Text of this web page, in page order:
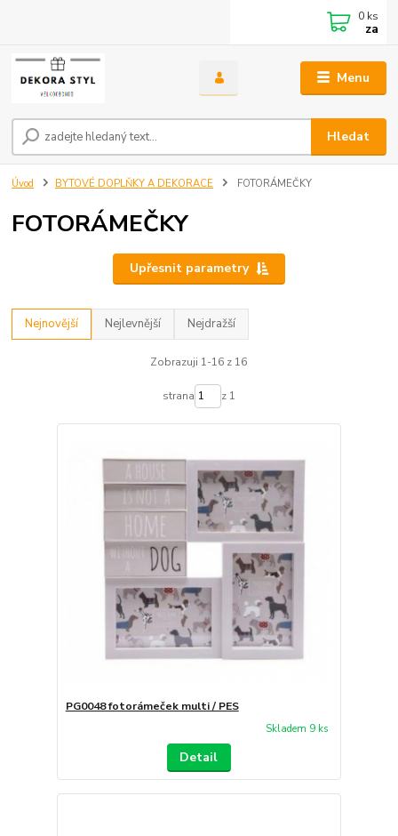
Menu
Hledat
0 ks
za
Úvod BYTOVÉ DOPLŇKY A DEKORACE FOTORÁMEČKY
FOTORÁMEČKY
Upřesnit parametry
Nejnovější Nejlevnější Nejdražší
Zobrazuji 1-16 z 16
strana z 1
PG0048 fotorámeček multi / PES
Skladem 9 ks
Detail